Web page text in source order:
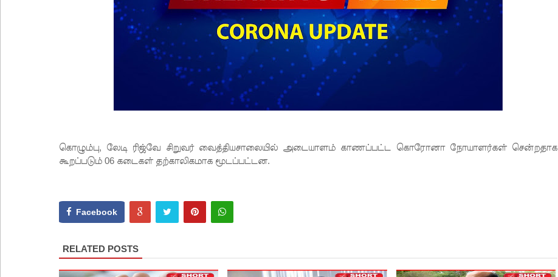
கொழும்பு, லேடி ரிஜ்வே சிறுவர் வைத்தியசாலையில் அடையாளம் காணப்பட்ட கொரோனா நோயாளர்கள் சென்றதாக
கூறப்படும் 06 கடைகள் தற்காலிகமாக மூடப்பட்டன.
Facebook
RELATED POSTS